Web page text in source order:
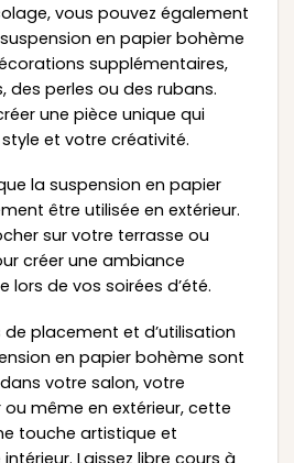
vous pouvez également
en papier bohème
supplémentaires,
des perles ou des rubans.
une pièce unique qui
et votre créativité.
la suspension en papier
être utilisée en extérieur.
sur votre terrasse ou
créer une ambiance
lors de vos soirées d’été.
de placement et d’utilisation
en papier bohème sont
votre salon, votre
même en extérieur, cette
touche artistique et
Laissez libre cours à